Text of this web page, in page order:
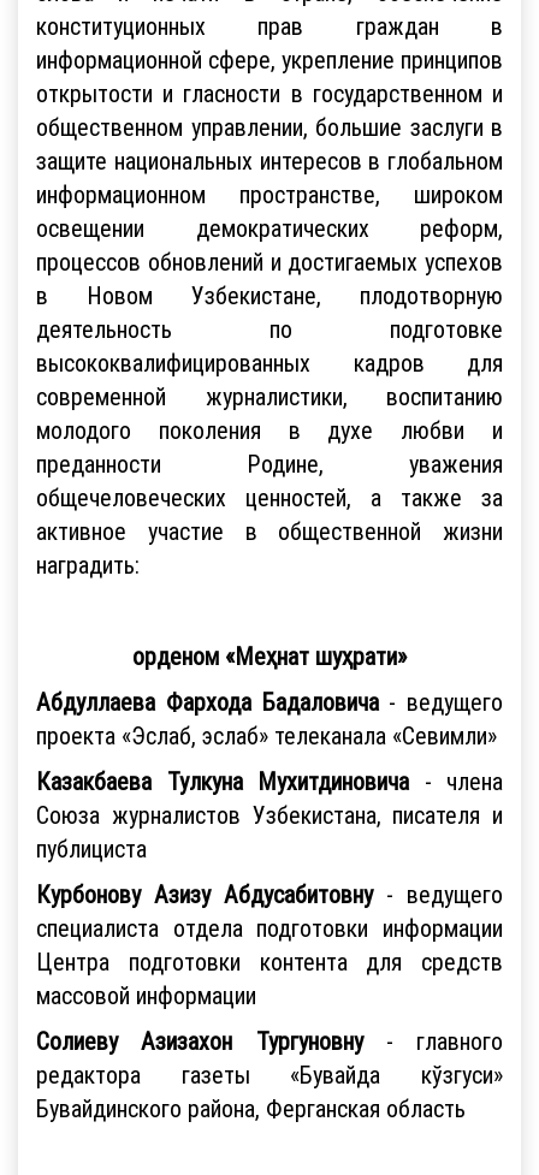
конституционных прав граждан в
информационной сфере, укрепление принципов
открытости и гласности в государственном и
общественном управлении, большие заслуги в
защите национальных интересов в глобальном
информационном пространстве, широком
освещении демократических реформ,
процессов обновлений и достигаемых успехов
в Новом Узбекистане, плодотворную
деятельность по подготовке
высококвалифицированных кадров для
современной журналистики, воспитанию
молодого поколения в духе любви и
преданности Родине, уважения
общечеловеческих ценностей, а также за
активное участие в общественной жизни
наградить:
орденом «Меҳнат шуҳрати»
Абдуллаева Фархода Бадаловича- ведущего
проекта «Эслаб, эслаб» телеканала «Севимли»
Казакбаева Тулкуна Мухитдиновича- члена
Союза журналистов Узбекистана, писателя и
публициста
Курбонову Азизу Абдусабитовну- ведущего
специалиста отдела подготовки информации
Центра подготовки контента для средств
массовой информации
Солиеву Азизахон Тургуновну- главного
редактора газеты «Бувайда кўзгуси»
Бувайдинского района, Ферганская область